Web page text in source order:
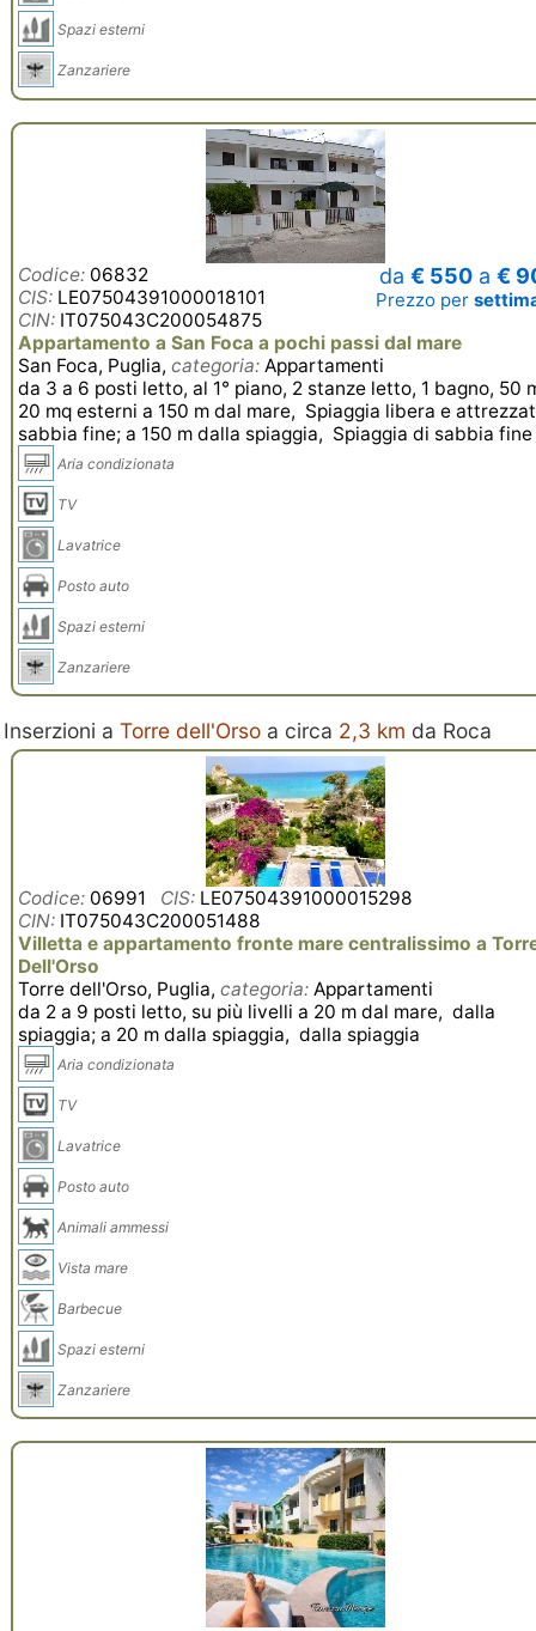
Spazi esterni
Zanzariere
da€ 550 a€
Prezzo per
Codice: 06832
CIS: LE07504391000018101
CIN: IT075043C200054875
Appartamento a San Foca a pochi passi dal mare
San Foca, Puglia,categoria: Appartamenti
da 3 a 6 posti letto, al 1° piano, 2 stanze letto, 1 bagno, 50
20 mq esterni a 150 m dal mare, Spiaggia libera e
sabbia fine; a 150 m dalla spiaggia, Spiaggia di sabbia fine
Aria condizionata
TV
Lavatrice
Posto auto
Spazi esterni
Zanzariere
Inserzioni aTorre dell'Orso a circa 2,3 km da Roca
Codice: 06991 CIS: LE07504391000015298
CIN: IT075043C200051488
Villetta e appartamento fronte mare centralissimo a
Dell'Orso
Torre dell'Orso, Puglia,categoria: Appartamenti
da 2 a 9 posti letto, su più livelli a 20 m dal mare, dalla
spiaggia; a 20 m dalla spiaggia, dalla spiaggia
Aria condizionata
TV
Lavatrice
Posto auto
Animali ammessi
Vista mare
Barbecue
Spazi esterni
Zanzariere